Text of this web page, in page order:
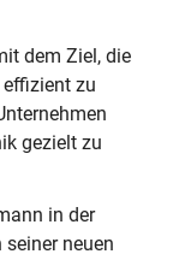
dem Ziel, die
zu
gezielt zu
in der
neuen